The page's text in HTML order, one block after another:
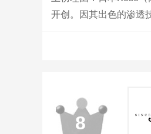
开创。因其出色的渗透
8